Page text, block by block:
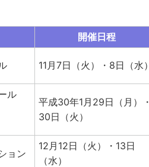
開催日程
11月7日（火）・8日（水）
ル
平成30年1月29日（月）・
30日（火）
ョン
12月12日（火）・13日
（水）